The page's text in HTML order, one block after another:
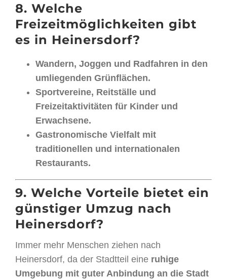
8. Welche
Freizeitmöglichkeiten gibt
es in Heinersdorf?
Wandern, Joggen und Radfahren in den
umliegenden Grünflächen.
Sportvereine, Reitställe und
Freizeitaktivitäten für Kinder und
Erwachsene.
Gastronomische Vielfalt mit
traditionellen und internationalen
Restaurants.
9. Welche Vorteile bietet ein
günstiger Umzug nach
Heinersdorf?
Immer mehr Menschen ziehen nach
Heinersdorf, da der Stadtteil eine ruhige
Umgebung mit guter Anbindung an die Stadt